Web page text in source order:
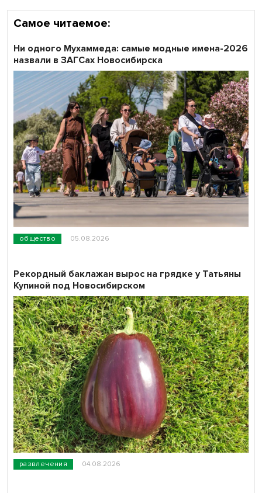
Самое читаемое:
общество 05.08.2026
Ни одного Мухаммеда: самые модные имена-2026
назвали в ЗАГСах Новосибирска
развлечения 04.08.2026
Рекордный баклажан вырос на грядке у Татьяны
Купиной под Новосибирском